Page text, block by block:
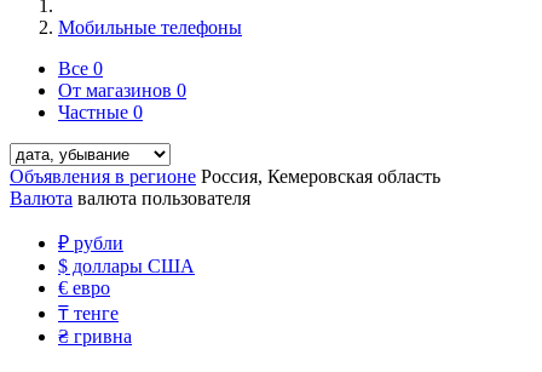
Мобильные телефоны
Все 0
От магазинов 0
Частные 0
Объявления в регионе Россия, Кемеровская область
Валюта валюта пользователя
₽ рубли
$ доллары США
€ евро
₸ тенге
₴ гривна